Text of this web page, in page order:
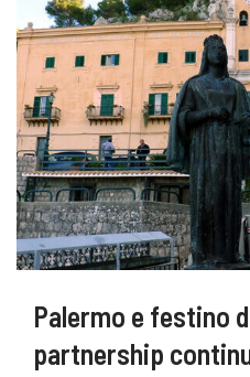
Palermo e festino
partnership